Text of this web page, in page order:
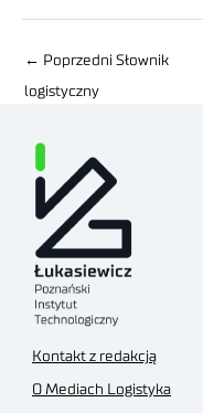
← Poprzedni Słownik
logistyczny
Kontakt z redakcją
O Mediach Logistyka